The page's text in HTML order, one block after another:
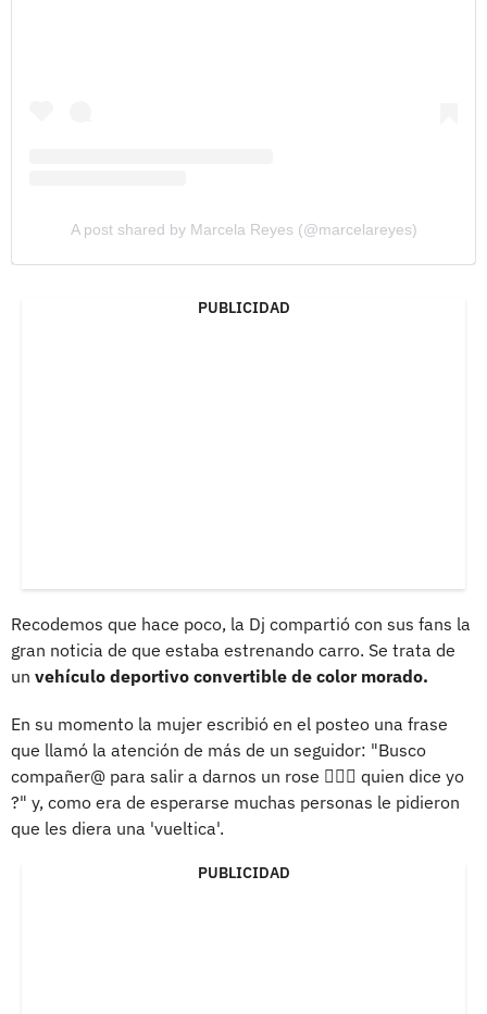
A post shared by Marcela Reyes (@marcelareyes)
PUBLICIDAD
Recodemos que hace poco, la Dj compartió con sus fans la
gran noticia de que estaba estrenando carro. Se trata de
un vehículo deportivo convertible de color morado.
En su momento la mujer escribió en el posteo una frase
que llamó la atención de más de un seguidor: "Busco
compañer@ para salir a darnos un rose 🙋🏻‍♀️ quien dice yo
?" y, como era de esperarse muchas personas le pidieron
que les diera una 'vueltica'.
PUBLICIDAD